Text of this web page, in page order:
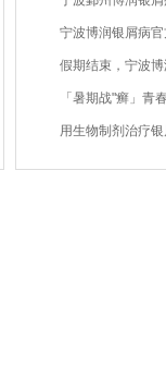
宁波博润银屑病
假期结束，宁波
「暑期战"癣」青
用生物制剂治疗